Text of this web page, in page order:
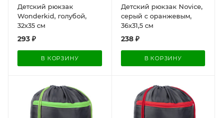
Детский рюкзак
Wonderkid, голубой,
32x35 см
293 ₽
В КОРЗИНУ
Детский рюкзак Novice,
серый с оранжевым,
36x31,5 см
238₽
В КОРЗИНУ